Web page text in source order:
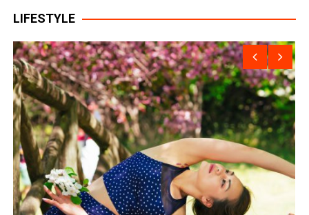
LIFESTYLE